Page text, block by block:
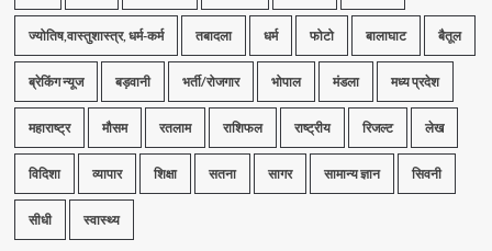
ज्योतिष,वास्तुशास्त्र, धर्म-कर्म तबादला धर्म फोटो बालाघाट बैतूल
ब्रेकिंग न्यूज बड़वानी भर्ती/रोजगार भोपाल मंडला मध्य प्रदेश
महाराष्ट्र मौसम रतलाम राशिफल राष्ट्रीय रिजल्ट लेख
विदिशा व्यापार शिक्षा सतना सागर सामान्य ज्ञान सिवनी
सीधी स्वास्थ्य